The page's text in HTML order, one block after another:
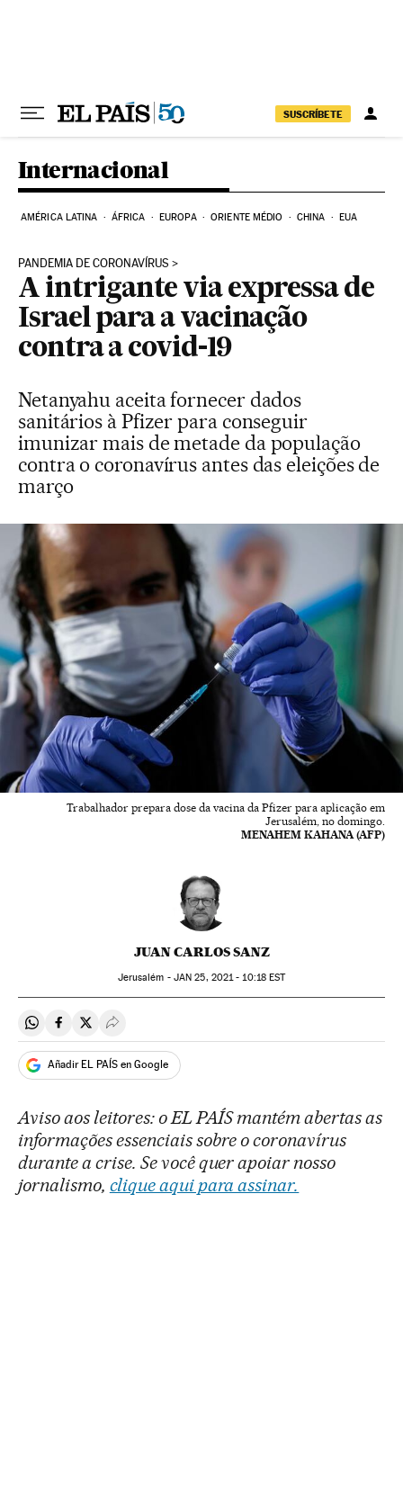
SUSCRÍBETE
Internacional
AMÉRICA LATINA ÁFRICA EUROPA ORIENTE MÉDIO CHINA EUA
PANDEMIA DE CORONAVÍRUS
A intrigante via expressa de
Israel para a vacinação
contra a covid-19
Netanyahu aceita fornecer dados
sanitários à Pfizer para conseguir
imunizar mais de metade da população
contra o coronavírus antes das eleições de
março
Trabalhador prepara dose da vacina da Pfizer para aplicação em
Jerusalém, no domingo.
MENAHEM KAHANA (AFP)
JUAN CARLOS SANZ
Jerusalém - JAN 25, 2021 - 10:18EST
Compartir en Whatsapp
Compartir en Facebook
Compartir en Twitter
Desplegar Redes Sociales
Añadir EL PAÍS en Google
Aviso aos leitores: o EL PAÍS mantém abertas as
informações essenciais sobre o coronavírus
durante a crise. Se você quer apoiar nosso
jornalismo, clique aqui para assinar.